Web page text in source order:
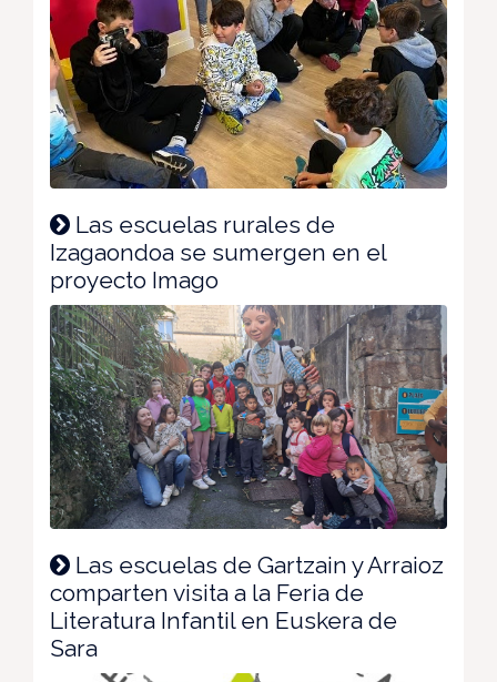
Las escuelas rurales de
Izagaondoa se sumergen en el
proyecto Imago
Las escuelas de Gartzain y Arraioz
comparten visita a la Feria de
Literatura Infantil en Euskera de
Sara